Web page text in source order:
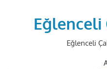
Eğlenceli
Eğlenceli